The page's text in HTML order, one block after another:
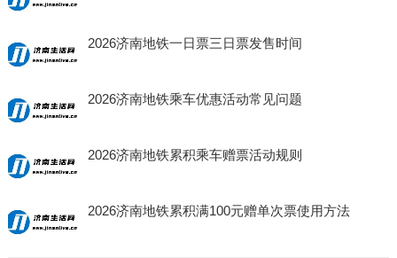
2026济南地铁一日票三日票发售时间
2026济南地铁乘车优惠活动常见问题
2026济南地铁累积乘车赠票活动规则
2026济南地铁累积满100元赠单次票使用方法